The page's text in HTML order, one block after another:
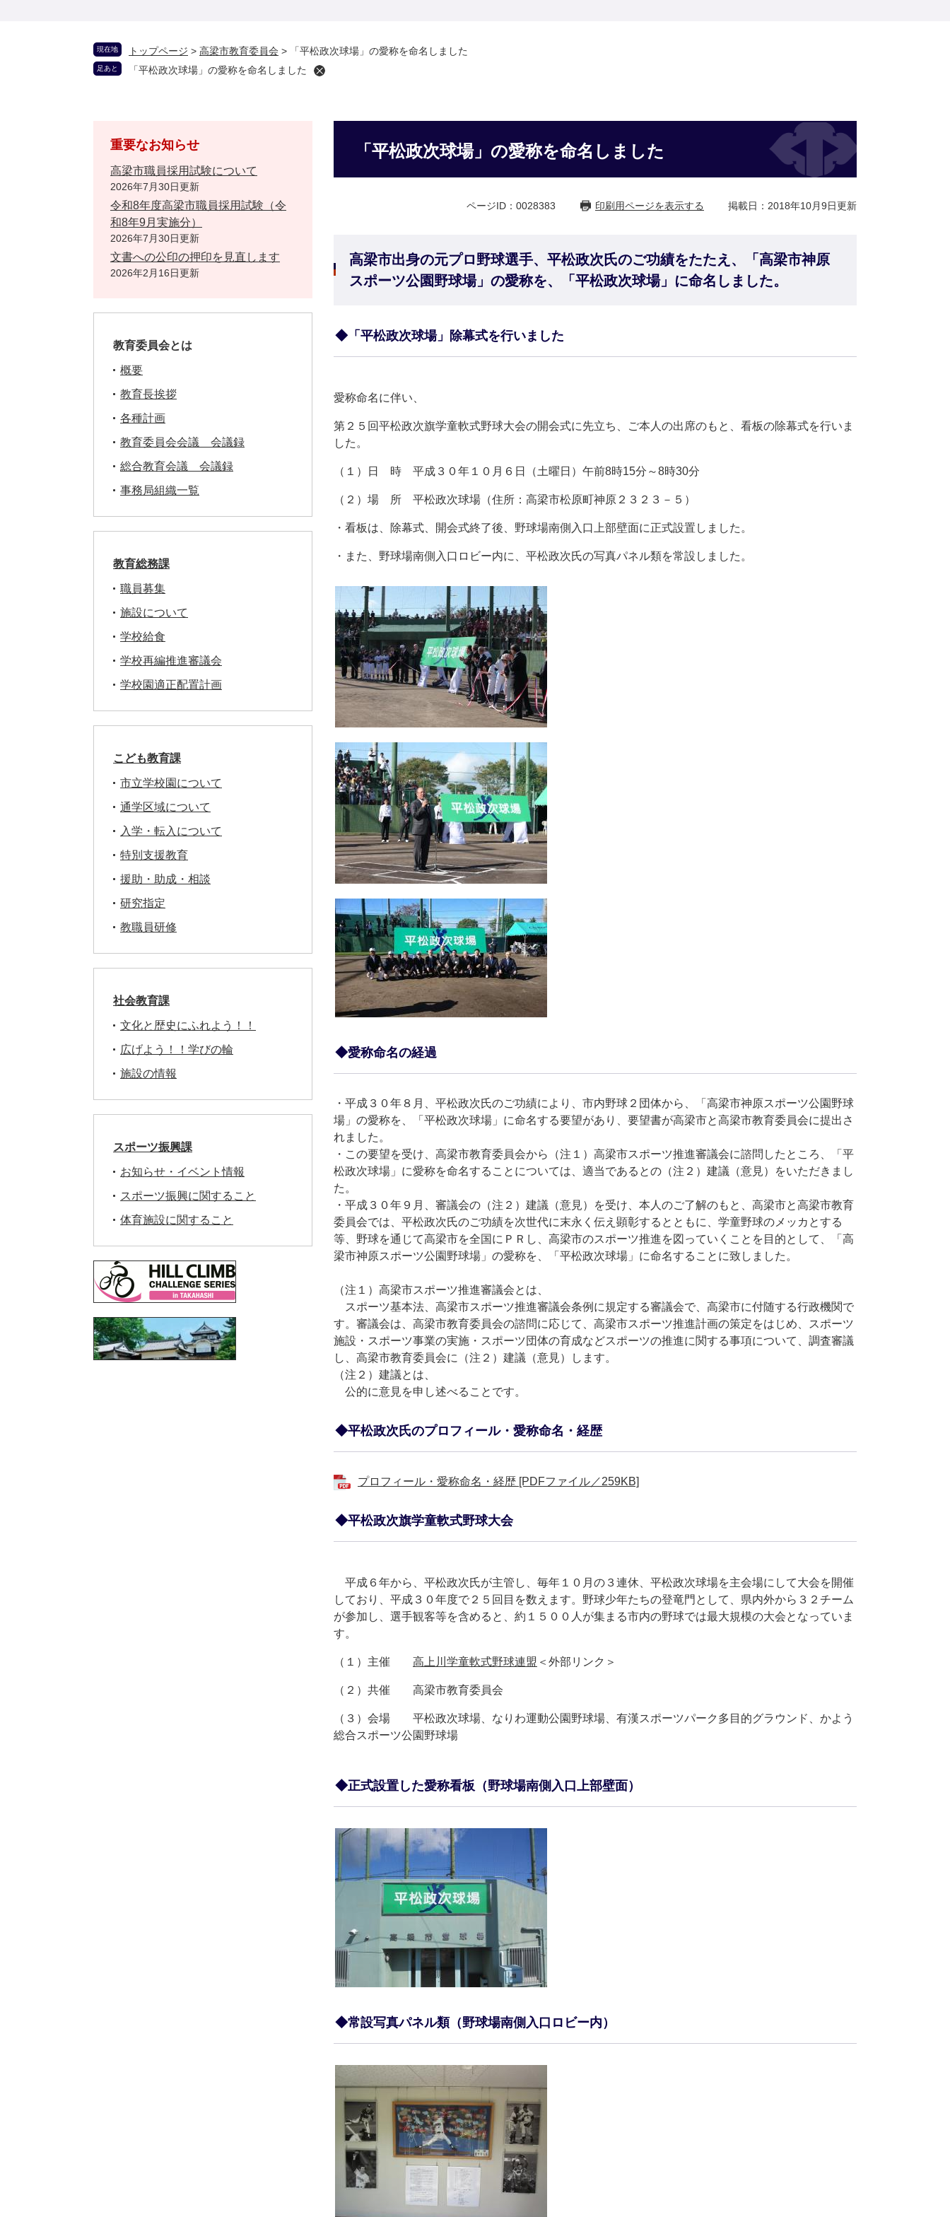
現在地 トップページ > 高梁市教育委員会 > 「平松政次球場」の愛称を命名しました
足あと 「平松政次球場」の愛称を命名しました
「平松政次球場」の愛称を命名しました
ページID：0028383 印刷用ページを表示する 掲載日：2018年10月9日更新
高梁市出身の元プロ野球選手、平松政次氏のご功績をたたえ、「高梁市神原
スポーツ公園野球場」の愛称を、「平松政次球場」に命名しました。
◆「平松政次球場」除幕式を行いました
愛称命名に伴い、
第２５回平松政次旗学童軟式野球大会の開会式に先立ち、ご本人の出席のもと、看板の除幕式を行いま
した。
（１）日 時 平成３０年１０月６日（土曜日）午前8時15分～8時30分
（２）場 所 平松政次球場（住所：高梁市松原町神原２３２３－５）
・看板は、除幕式、開会式終了後、野球場南側入口上部壁面に正式設置しました。
・また、野球場南側入口ロビー内に、平松政次氏の写真パネル類を常設しました。
◆愛称命名の経過
・平成３０年８月、平松政次氏のご功績により、市内野球２団体から、「高梁市神原スポーツ公園野球
場」の愛称を、「平松政次球場」に命名する要望があり、要望書が高梁市と高梁市教育委員会に提出さ
れました。
・この要望を受け、高梁市教育委員会から（注１）高梁市スポーツ推進審議会に諮問したところ、「平
松政次球場」に愛称を命名することについては、適当であるとの（注２）建議（意見）をいただきまし
た。
・平成３０年９月、審議会の（注２）建議（意見）を受け、本人のご了解のもと、高梁市と高梁市教育
委員会では、平松政次氏のご功績を次世代に末永く伝え顕彰するとともに、学童野球のメッカとする
等、野球を通じて高梁市を全国にＰＲし、高梁市のスポーツ推進を図っていくことを目的として、「高
梁市神原スポーツ公園野球場」の愛称を、「平松政次球場」に命名することに致しました。
（注１）高梁市スポーツ推進審議会とは、
スポーツ基本法、高梁市スポーツ推進審議会条例に規定する審議会で、高梁市に付随する行政機関で
す。審議会は、高梁市教育委員会の諮問に応じて、高梁市スポーツ推進計画の策定をはじめ、スポーツ
施設・スポーツ事業の実施・スポーツ団体の育成などスポーツの推進に関する事項について、調査審議
し、高梁市教育委員会に（注２）建議（意見）します。
（注２）建議とは、
公的に意見を申し述べることです。
◆平松政次氏のプロフィール・愛称命名・経歴
プロフィール・愛称命名・経歴 [PDFファイル／259KB]
◆平松政次旗学童軟式野球大会
平成６年から、平松政次氏が主管し、毎年１０月の３連休、平松政次球場を主会場にして大会を開催
しており、平成３０年度で２５回目を数えます。野球少年たちの登竜門として、県内外から３２チーム
が参加し、選手観客等を含めると、約１５００人が集まる市内の野球では最大規模の大会となっていま
す。
（１）主催 高上川学童軟式野球連盟 ＜外部リンク＞
（２）共催 高梁市教育委員会
（３）会場 平松政次球場、なりわ運動公園野球場、有漢スポーツパーク多目的グラウンド、かよう
総合スポーツ公園野球場
◆正式設置した愛称看板（野球場南側入口上部壁面）
◆常設写真パネル類（野球場南側入口ロビー内）
重要なお知らせ
高梁市職員採用試験について
2026年7月30日更新
令和8年度高梁市職員採用試験（令
和8年9月実施分）
2026年7月30日更新
文書への公印の押印を見直します
2026年2月16日更新
教育委員会とは
概要
教育長挨拶
各種計画
教育委員会会議 会議録
総合教育会議 会議録
事務局組織一覧
教育総務課
職員募集
施設について
学校給食
学校再編推進審議会
学校園適正配置計画
こども教育課
市立学校園について
通学区域について
入学・転入について
特別支援教育
援助・助成・相談
研究指定
教職員研修
社会教育課
文化と歴史にふれよう！！
広げよう！！学びの輪
施設の情報
スポーツ振興課
お知らせ・イベント情報
スポーツ振興に関すること
体育施設に関すること